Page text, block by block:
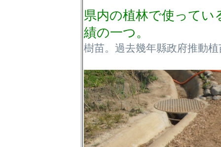
県内の植林で使ってい
績の一つ。
樹苗。過去幾年縣政府推動